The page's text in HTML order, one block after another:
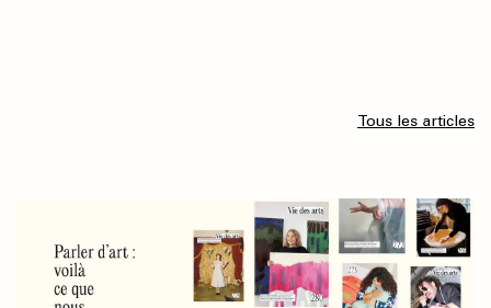
Tous les articles